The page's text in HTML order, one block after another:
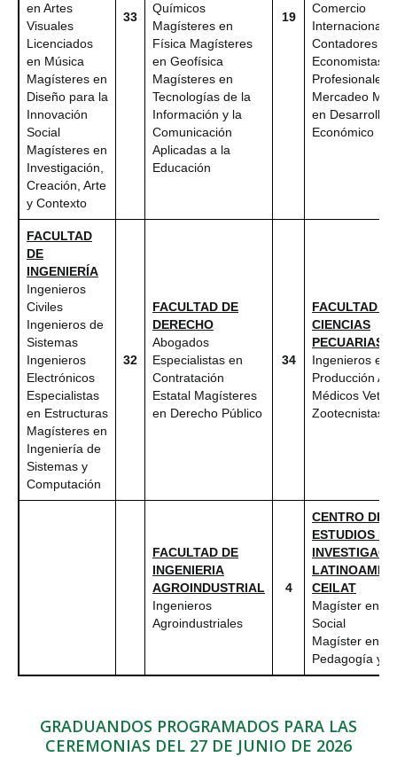
en Artes
Visuales
Licenciados
en Música
Magísteres en
Diseño para la
Innovación
Social
Magísteres en
Investigación,
Creación, Arte
y Contexto
33
Químicos
Magísteres en
Física Magísteres
en Geofísica
Magísteres en
Tecnologías de la
Información y la
Comunicación
Aplicadas a la
Educación
19
Comercio
Internacional
Contadores
Economistas
Profesionales
Mercadeo
en Desarrollo
Económico
FACULTAD
DE
INGENIERÍA
Ingenieros
Civiles
Ingenieros de
Sistemas
Ingenieros
Electrónicos
Especialistas
en Estructuras
Magísteres en
Ingeniería de
Sistemas y
Computación
32
FACULTAD DE
DERECHO
Abogados
Especialistas en
Contratación
Estatal Magísteres
en Derecho Público
34
FACULTAD DE
CIENCIAS
PECUARIAS
Ingenieros en
Producción
Médicos
Zootecnistas
FACULTAD DE
INGENIERIA
AGROINDUSTRIAL
Ingenieros
Agroindustriales
4
CENTRO DE
ESTUDIOS E
CEILAT
Magíster en
Social
Magíster en
Pedagogía y
GRADUANDOS PROGRAMADOS PARA LAS
CEREMONIAS DEL 27 DE JUNIO DE 2026